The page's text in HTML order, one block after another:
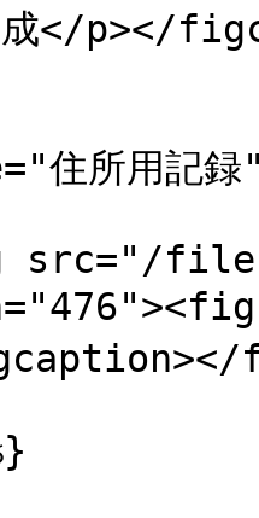
成</p></
所用記録
src="/files/